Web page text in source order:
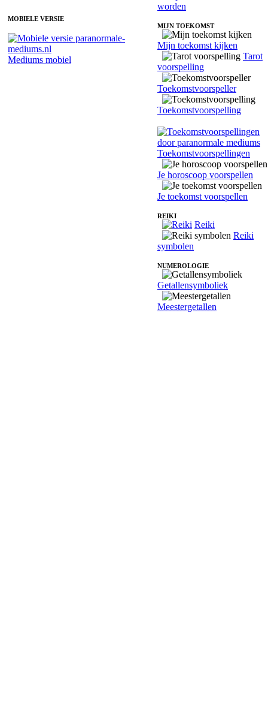
MOBIELE VERSIE
Mediums mobiel
worden
MIJN TOEKOMST
Mijn toekomst kijken
Tarot
voorspelling
Toekomstvoorspeller
Toekomstvoorspelling
Toekomstvoorspellingen
Je horoscoop voorspellen
Je toekomst voorspellen
REIKI
Reiki
Reiki
symbolen
NUMEROLOGIE
Getallensymboliek
Meestergetallen